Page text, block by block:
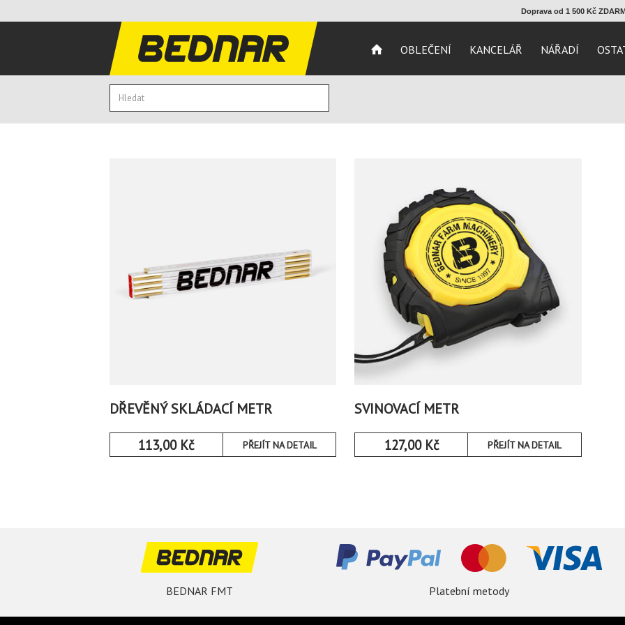
Doprava od 1 500 Kč
OBLEČENÍ KANCELÁŘ NÁŘADÍ
DŘEVĚNÝ SKLÁDACÍ METR
113,00 Kč PŘEJÍT NA DETAIL
SVINOVACÍ METR
127,00 Kč PŘEJÍT NA DETAIL
BEDNAR FMT Platební metody